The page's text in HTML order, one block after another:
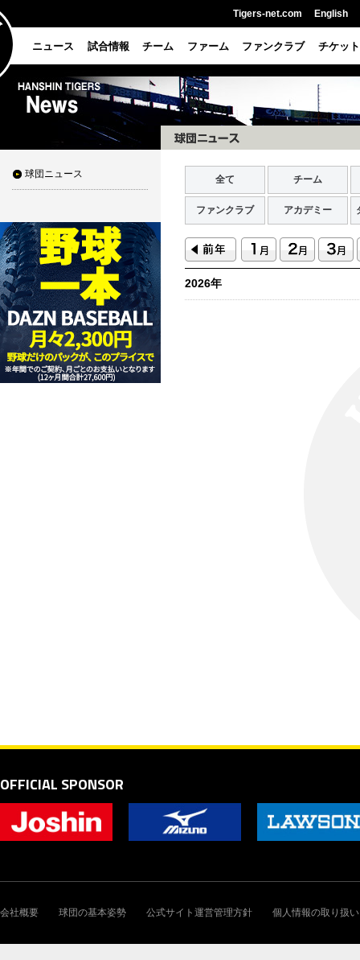
Tigers-net.com English
ニュース 試合情報 チーム ファーム ファンクラブ チケット
球団ニュース 全て チーム
ファンクラブ アカデミー
2026年
OFFICIAL SPONSOR
会社概要 球団の基本姿勢 公式サイト運営管理方針 個人情報の取り扱い